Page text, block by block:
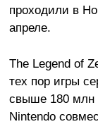
проходили в
апреле.
The Legend of
тех пор игры
свыше 180 млн
Nintendo